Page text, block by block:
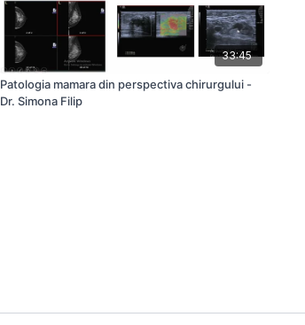
33:45
Patologia mamara din perspectiva chirurgului -
Dr. Simona Filip